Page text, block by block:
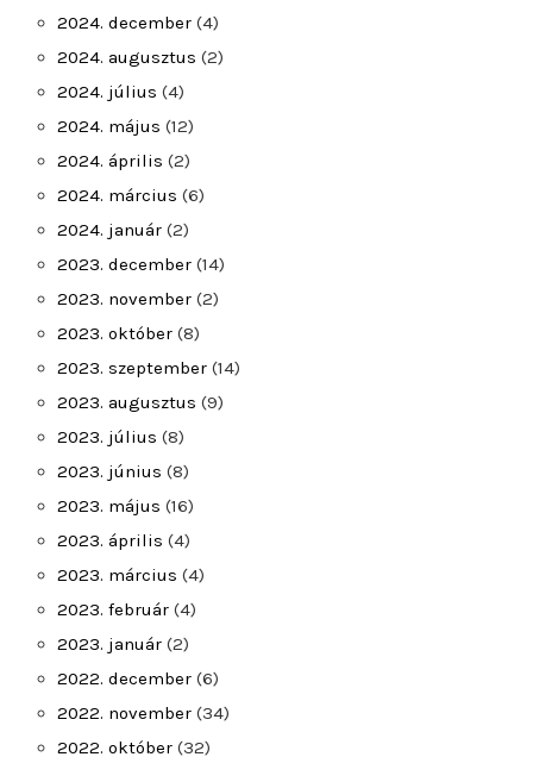
2024. december (4)
2024. augusztus (2)
2024. július (4)
2024. május (12)
2024. április (2)
2024. március (6)
2024. január (2)
2023. december (14)
2023. november (2)
2023. október (8)
2023. szeptember (14)
2023. augusztus (9)
2023. július (8)
2023. június (8)
2023. május (16)
2023. április (4)
2023. március (4)
2023. február (4)
2023. január (2)
2022. december (6)
2022. november (34)
2022. október (32)